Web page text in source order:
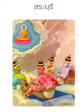
สระบุรี